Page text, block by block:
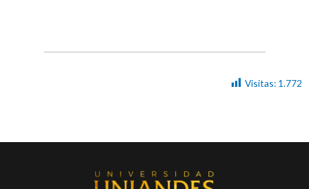
Visitas: 1.772